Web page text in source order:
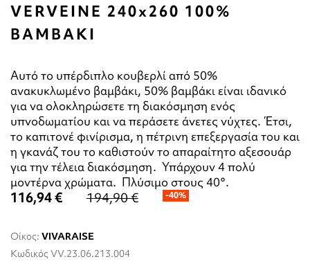
VERVEINE 240x260 100%
ΒΑΜΒΑΚΙ
Αυτό το υπέρδιπλο κουβερλί από 50%
ανακυκλωμένο βαμβάκι, 50% βαμβάκι είναι ιδανικό
για να ολοκληρώσετε τη διακόσμηση ενός
υπνοδωματίου και να περάσετε άνετες νύχτες. Έτσι,
το καπιτονέ φινίρισμα, η πέτρινη επεξεργασία του και
η γκανάζ του το καθιστούν το απαραίτητο αξεσουάρ
για την τέλεια διακόσμηση. Υπάρχουν 4 πολύ
μοντέρνα χρώματα. Πλύσιμο στους 40°.
116,94 € 194,90 € -40%
Οίκος: VIVARAISE
Κωδικός VV.23.06.213.004